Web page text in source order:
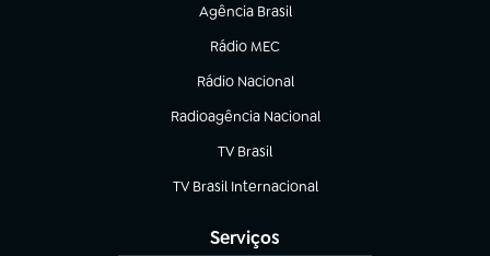
Agência Brasil
(abre em nova aba)
Rádio MEC
(abre em nova aba)
Rádio Nacional
Radioagência Nacional
(abre em nova aba)
TV Brasil
(abre em nova aba)
TV Brasil Internacional
(abre em nova aba)
Serviços